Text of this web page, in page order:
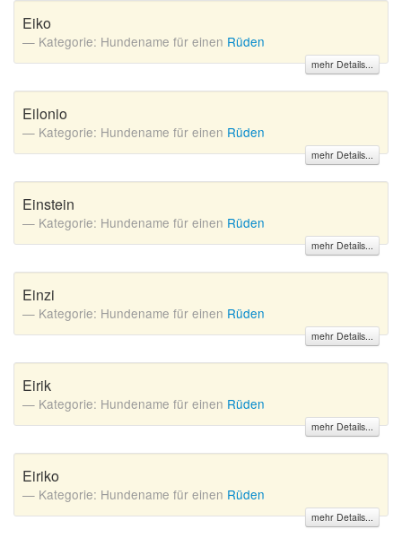
Eiko
Kategorie: Hundename für einen Rüden
mehr Details...
Eilonio
Kategorie: Hundename für einen Rüden
mehr Details...
Einstein
Kategorie: Hundename für einen Rüden
mehr Details...
Einzi
Kategorie: Hundename für einen Rüden
mehr Details...
Eirik
Kategorie: Hundename für einen Rüden
mehr Details...
Eiriko
Kategorie: Hundename für einen Rüden
mehr Details...